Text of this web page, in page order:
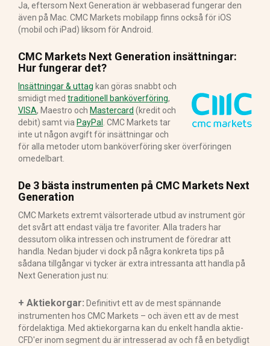
Ja, eftersom Next Generation är webbaserad fungerar den
även på Mac. CMC Markets mobilapp finns också för iOS
(mobil och iPad) liksom för Android.
CMC Markets Next Generation insättningar:
Hur fungerar det?
Insättningar & uttag kan göras snabbt och
smidigt med traditionell banköverföring,
VISA, Maestro och Mastercard (kredit och
debit) samt via PayPal . CMC Markets tar
inte ut någon avgift för insättningar och
för alla metoder utom banköverföring sker överföringen
omedelbart.
De 3 bästa instrumenten på CMC Markets Next
Generation
CMC Markets extremt välsorterade utbud av instrument gör
det svårt att endast välja tre favoriter. Alla traders har
dessutom olika intressen och instrument de föredrar att
handla. Nedan bjuder vi dock på några konkreta tips på
sådana tillgångar vi tycker är extra intressanta att handla på
Next Generation just nu:
+ Aktiekorgar: Definitivt ett av de mest spännande
instrumenten hos CMC Markets – och även ett av de mest
fördelaktiga. Med aktiekorgarna kan du enkelt handla aktie-
CFD'er inom segment du är intresserad av och få en betydligt